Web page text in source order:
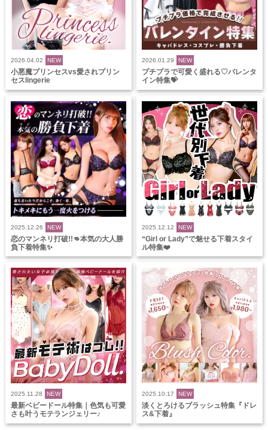
2026.04.02 NEW
小悪魔プリンセスvs愛されプリン
セスlingerie
2026.01.29 NEW
プチプラで可愛く盛れる♡バレンタ
イン特集💝
2025.12.26 NEW
恋のマンネリ打破!!👊本気の大人勝
負下着特集✨
2025.12.12 NEW
“Girl or Lady”で魅せる下着スタイ
ル特集❤️
2025.11.28 NEW
最新ベビードール特集｜色気も可愛
さも叶うモテランジェリー♪
2025.10.17 NEW
淡くとろけるブラッシュ特集『ドレ
ス&下着』